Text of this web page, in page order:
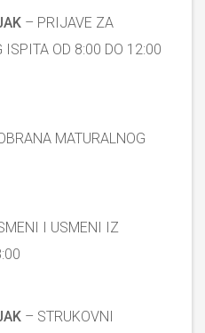
– PRIJAVE ZA
ISPITA OD 8:00 DO 12:00
MATURALNOG
I USMENI IZ
– STRUKOVNI